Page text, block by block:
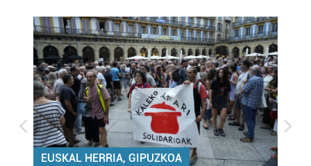
EUSKAL HERRIA, GIPUZKOA